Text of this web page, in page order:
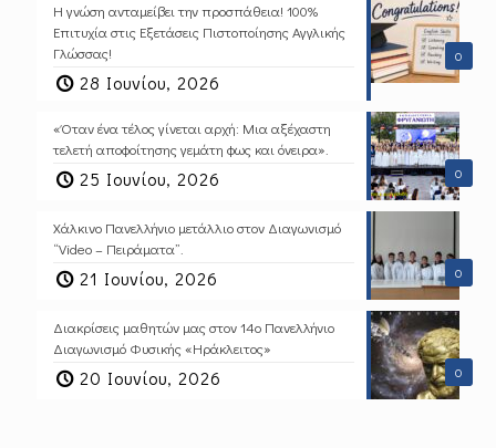
0
Η γνώση ανταμείβει την προσπάθεια! 100%
Επιτυχία στις Εξετάσεις Πιστοποίησης Αγγλικής
Γλώσσας!
28 Ιουνίου, 2026
0
«Όταν ένα τέλος γίνεται αρχή: Μια αξέχαστη
τελετή αποφοίτησης γεμάτη φως και όνειρα».
25 Ιουνίου, 2026
0
Χάλκινο Πανελλήνιο μετάλλιο στον Διαγωνισμό
“Video – Πειράματα”.
21 Ιουνίου, 2026
0
Διακρίσεις μαθητών μας στον 14ο Πανελλήνιο
Διαγωνισμό Φυσικής «Ηράκλειτος»
20 Ιουνίου, 2026